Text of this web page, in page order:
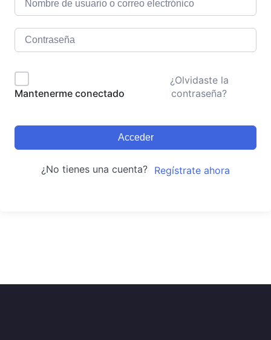
Mantenerme conectado
¿Olvidaste la
contraseña?
Acceder
¿No tienes una cuenta? Regístrate ahora